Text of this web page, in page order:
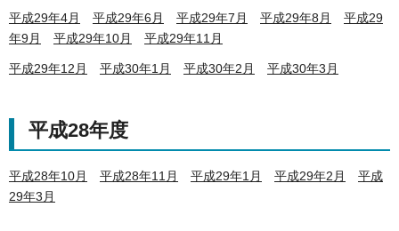
平成29年4月 平成29年6月 平成29年7月 平成29年8月
平成29
年9月
平成29年10月 平成29年11月
平成29年12月 平成30年1月 平成30年2月 平成30年3月
平成28年度
平成28年10月 平成28年11月 平成29年1月 平成29年2月
平成
29年3月